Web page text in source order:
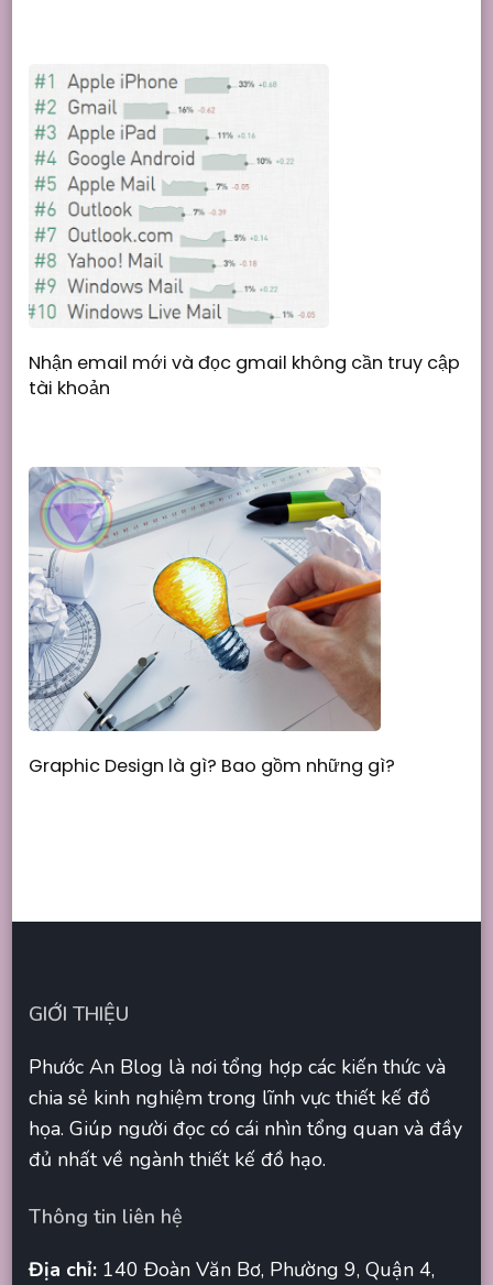
Nhận email mới và đọc gmail không cần truy cập
tài khoản
Graphic Design là gì? Bao gồm những gì?
GIỚI THIỆU
Phước An Blog là nơi tổng hợp các kiến thức và
chia sẻ kinh nghiệm trong lĩnh vực thiết kế đồ
họa. Giúp người đọc có cái nhìn tổng quan và đầy
đủ nhất về ngành thiết kế đồ hạo.
Thông tin liên hệ
Địa chỉ: 140 Đoàn Văn Bơ, Phường 9, Quận 4,